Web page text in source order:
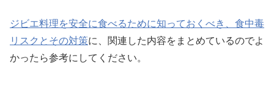
ジビエ料理を安全に食べるために知っておくべき、食中毒
リスクとその対策に、関連した内容をまとめているのでよ
かったら参考にしてください。